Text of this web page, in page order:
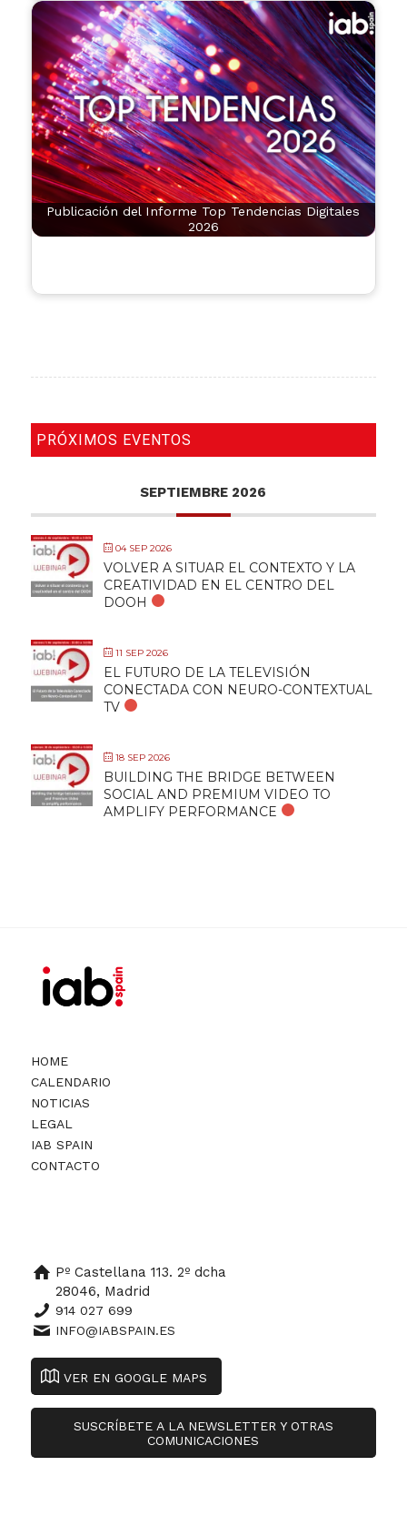
Publicación del Informe Top Tendencias Digitales
2026
PRÓXIMOS EVENTOS
SEPTIEMBRE 2026
04 SEP 2026
VOLVER A SITUAR EL CONTEXTO Y LA
CREATIVIDAD EN EL CENTRO DEL
DOOH
11 SEP 2026
EL FUTURO DE LA TELEVISIÓN
CONECTADA CON NEURO-CONTEXTUAL
TV
18 SEP 2026
BUILDING THE BRIDGE BETWEEN
SOCIAL AND PREMIUM VIDEO TO
AMPLIFY PERFORMANCE
HOME
CALENDARIO
NOTICIAS
LEGAL
IAB SPAIN
CONTACTO
Pº Castellana 113. 2º dcha
28046, Madrid
914 027 699
INFO@IABSPAIN.ES
VER EN GOOGLE MAPS
SUSCRÍBETE A LA NEWSLETTER Y OTRAS
COMUNICACIONES